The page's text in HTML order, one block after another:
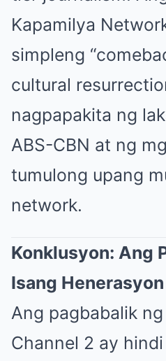
Kapamilya
simpleng
cultural
nagpapakita ng
ABS-CBN at ng
tumulong upang
network.
Konklusyon: Ang
Isang Henerasyon
Ang pagbabalik
Channel 2 ay